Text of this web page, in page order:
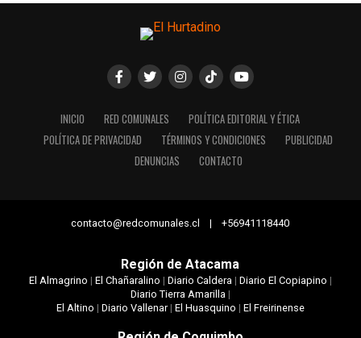
INICIO RED COMUNALES
POLÍTICA EDITORIAL Y ÉTICA
POLÍTICA DE PRIVACIDAD
TÉRMINOS Y CONDICIONES
PUBLICIDAD
DENUNCIAS
CONTACTO
contacto@redcomunales.cl | +56941118440
Región de Atacama
El Almagrino | El Chañaralino | Diario Caldera| Diario El Copiapino |
Diario Tierra Amarilla|
El Altino | Diario Vallenar| El Huasquino | El Freirinense